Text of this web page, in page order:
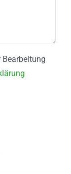
Bearbeitung